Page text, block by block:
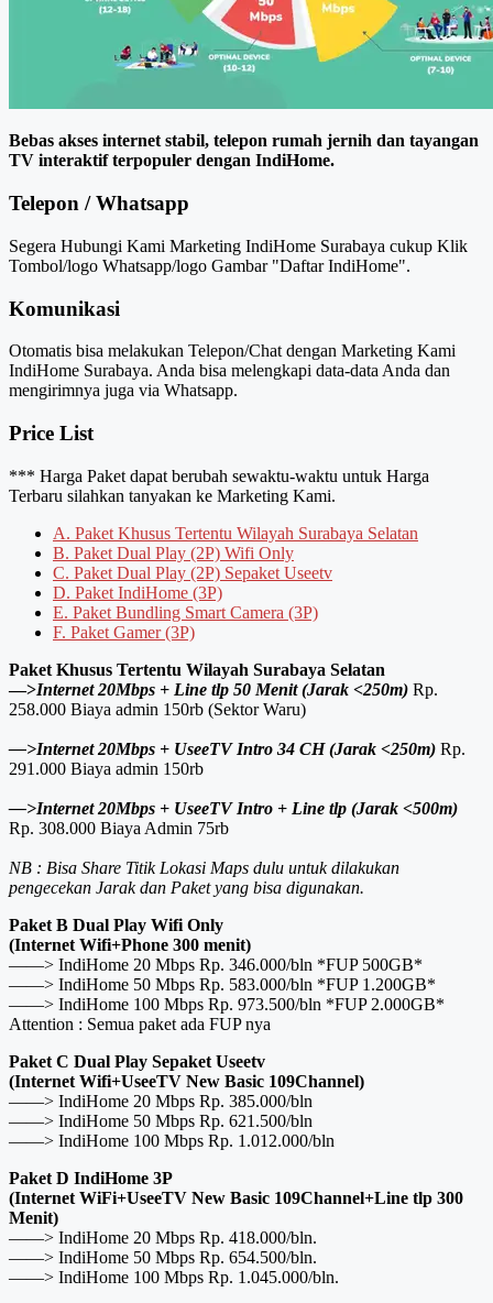
Bebas akses internet stabil, telepon rumah jernih dan tayangan
TV interaktif terpopuler dengan IndiHome.
Telepon / Whatsapp
Segera Hubungi Kami Marketing IndiHome Surabaya cukup Klik
Tombol/logo Whatsapp/logo Gambar "Daftar IndiHome".
Komunikasi
Otomatis bisa melakukan Telepon/Chat dengan Marketing Kami
IndiHome Surabaya. Anda bisa melengkapi data-data Anda dan
mengirimnya juga via Whatsapp.
Price List
*** Harga Paket dapat berubah sewaktu-waktu untuk Harga
Terbaru silahkan tanyakan ke Marketing Kami.
A. Paket Khusus Tertentu Wilayah Surabaya Selatan
B. Paket Dual Play (2P) Wifi Only
C. Paket Dual Play (2P) Sepaket Useetv
D. Paket IndiHome (3P)
E. Paket Bundling Smart Camera (3P)
F. Paket Gamer (3P)
Paket Khusus Tertentu Wilayah Surabaya Selatan
—>Internet 20Mbps + Line tlp 50 Menit (Jarak <250m) Rp.
258.000 Biaya admin 150rb (Sektor Waru)
—>Internet 20Mbps + UseeTV Intro 34 CH (Jarak <250m) Rp.
291.000 Biaya admin 150rb
—>Internet 20Mbps + UseeTV Intro + Line tlp (Jarak <500m)
Rp. 308.000 Biaya Admin 75rb
NB : Bisa Share Titik Lokasi Maps dulu untuk dilakukan
pengecekan Jarak dan Paket yang bisa digunakan.
Paket B Dual Play Wifi Only
(Internet Wifi+Phone 300 menit)
——> IndiHome 20 Mbps Rp. 346.000/bln *FUP 500GB*
——> IndiHome 50 Mbps Rp. 583.000/bln *FUP 1.200GB*
——> IndiHome 100 Mbps Rp. 973.500/bln *FUP 2.000GB*
Attention : Semua paket ada FUP nya
Paket C Dual Play Sepaket Useetv
(Internet Wifi+UseeTV New Basic 109Channel)
——> IndiHome 20 Mbps Rp. 385.000/bln
——> IndiHome 50 Mbps Rp. 621.500/bln
——> IndiHome 100 Mbps Rp. 1.012.000/bln
Paket D IndiHome 3P
(Internet WiFi+UseeTV New Basic 109Channel+Line tlp 300
Menit)
——> IndiHome 20 Mbps Rp. 418.000/bln.
——> IndiHome 50 Mbps Rp. 654.500/bln.
——> IndiHome 100 Mbps Rp. 1.045.000/bln.